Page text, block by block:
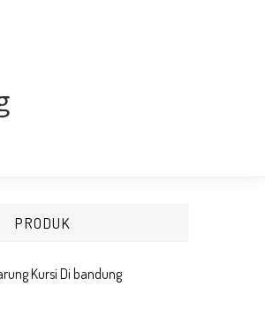
PRODUK
Kursi Di bandung